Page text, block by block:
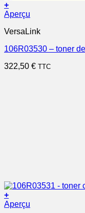
+
Aperçu
VersaLink
106R03530 – toner
322,50 € TTC
+
Aperçu